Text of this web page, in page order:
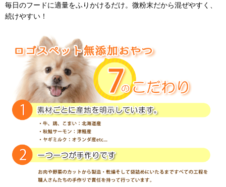
毎日のフードに適量をふりかけるだけ。微粉末だから混ぜやすく、
続けやすい！